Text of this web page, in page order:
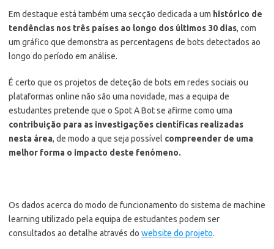
Em destaque está também uma secção dedicada a um histórico de
tendências nos três países ao longo dos últimos 30 dias, com
um gráfico que demonstra as percentagens de bots detectados ao
longo do período em análise.
É certo que os projetos de deteção de bots em redes sociais ou
plataformas online não são uma novidade, mas a equipa de
estudantes pretende que o Spot A Bot se afirme como uma
contribuição para as investigações científicas realizadas
nesta área, de modo a que seja possível compreender de uma
melhor forma o impacto deste fenómeno.
Os dados acerca do modo de funcionamento do sistema de machine
learning utilizado pela equipa de estudantes podem ser
consultados ao detalhe através do website do projeto.